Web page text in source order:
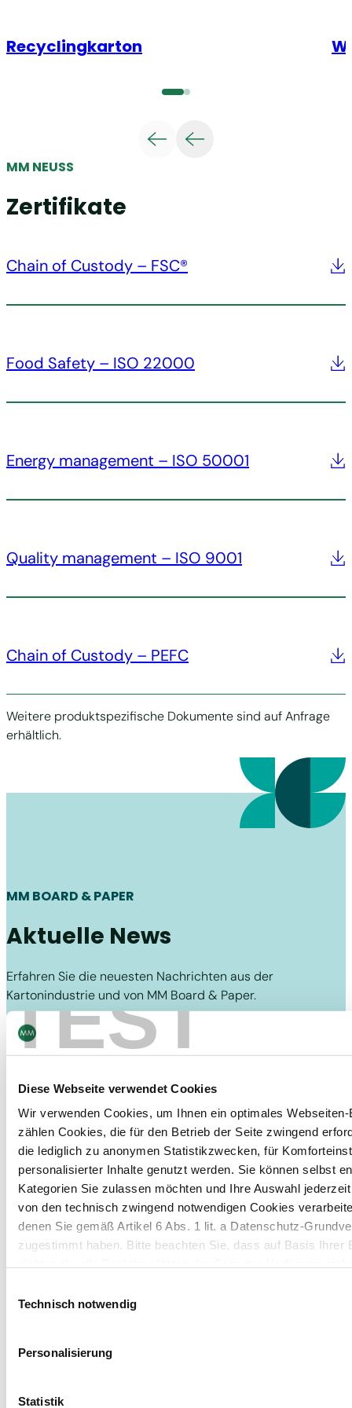
TEST
Diese Webseite verwendet Cookies
Wir verwenden Cookies, um Ihnen ein optimales
zählen Cookies, die für den Betrieb der Seite zwingend
die lediglich zu anonymen Statistikzwecken, für
personalisierter Inhalte genutzt werden. Sie können selbst
Kategorien Sie zulassen möchten und Ihre Auswahl
von den technisch zwingend notwendigen Cookies
denen Sie gemäß Artikel 6 Abs. 1 lit. a Datenschutz-
zugestimmt haben. Bitte beachten Sie, dass auf Basis Ihrer
Weitere Informationen finden Sie in unserem
Drittstaaten:
Indem Sie auf "Alle bestätigen" klicken oder
Technisch notwendig
Personalisierung
Statistik
Recyclingkarton
MM NEUSS
Zertifikate
Chain of Custody – FSC®
Food Safety – ISO 22000
Energy management – ISO 50001
Quality management – ISO 9001
Chain of Custody – PEFC
Weitere produktspezifische Dokumente sind auf Anfrage
erhältlich.
MM BOARD & PAPER
Aktuelle News
Erfahren Sie die neuesten Nachrichten aus der
Kartonindustrie und von MM Board & Paper.
Board & Paper
09/02/26
Kundenstories · Customer Stories
Standards in der Produktsicherheit
Board & Paper
02/02/26
Unternehmen / Werke
BCTMP Birch von MM FollaCell: Hohes
Volumen & hohe Helligkeit
MM Kwidzyn benennt seine Packaging
MM NEUSS
Entdecken Sie unsere